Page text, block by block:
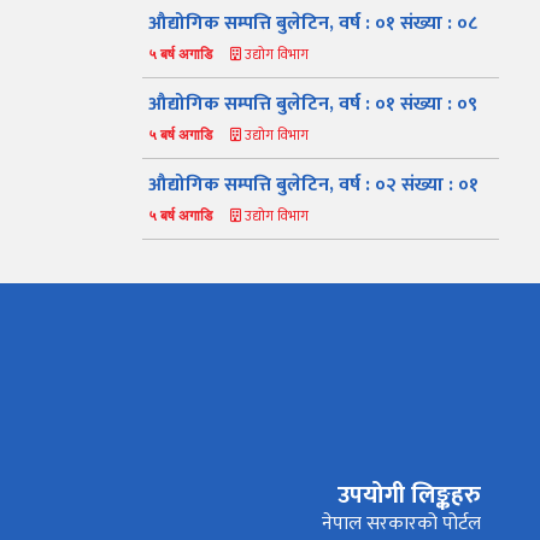
औद्योगिक सम्पत्ति बुलेटिन, वर्ष : ०१ संख्या : ०८
५ बर्ष अगाडि उद्योग विभाग
औद्योगिक सम्पत्ति बुलेटिन, वर्ष : ०१ संख्या : ०९
५ बर्ष अगाडि उद्योग विभाग
औद्योगिक सम्पत्ति बुलेटिन, वर्ष : ०२ संख्या : ०१
५ बर्ष अगाडि उद्योग विभाग
औद्योगिक ऐन र नियमावली प्रकाशनहरू नागरिक बडापत्र
उपयोगी लिङ्कहरु
नेपाल सरकारको पोर्टल